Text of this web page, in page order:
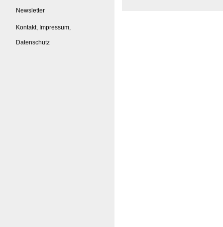
Newsletter
Kontakt, Impressum,
Datenschutz